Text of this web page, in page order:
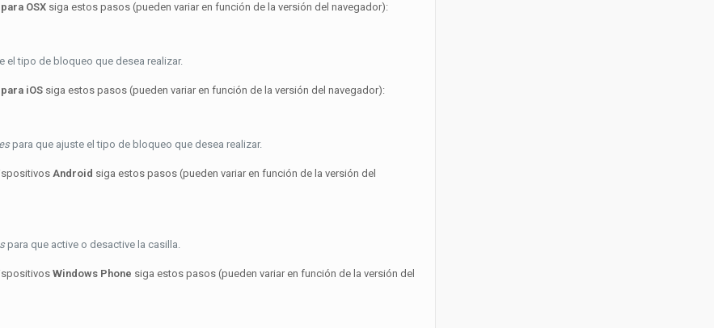
OSX siga estos pasos (pueden variar en función de la versión del navegador):
el tipo de bloqueo que desea realizar.
iOS siga estos pasos (pueden variar en función de la versión del navegador):
para que ajuste el tipo de bloqueo que desea realizar.
Android siga estos pasos (pueden variar en función de la versión del
para que active o desactive la casilla.
Windows Phone siga estos pasos (pueden variar en función de la versión del